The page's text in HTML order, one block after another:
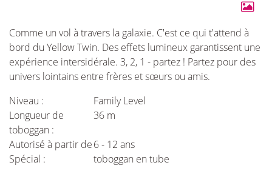
Comme un vol à travers la galaxie. C'est ce qui t'attend à
bord du Yellow Twin. Des effets lumineux garantissent une
expérience intersidérale. 3, 2, 1 - partez ! Partez pour des
univers lointains entre frères et sœurs ou amis.
Niveau :
Family Level
Longueur de
toboggan :
36 m
Autorisé à partir de6 - 12 ans
Spécial :
toboggan en tube